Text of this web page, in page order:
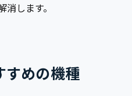
消します。
すめの機種